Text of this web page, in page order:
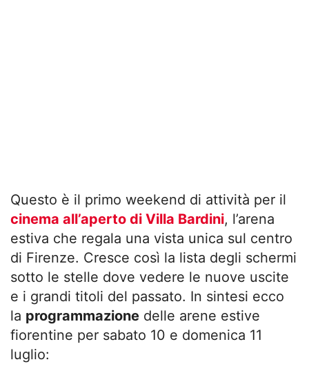
Questo è il primo weekend di attività per il
cinema all’aperto di Villa Bardini, l’arena
estiva che regala una vista unica sul centro
di Firenze. Cresce così la lista degli schermi
sotto le stelle dove vedere le nuove uscite
e i grandi titoli del passato. In sintesi ecco
la programmazione delle arene estive
fiorentine per sabato 10 e domenica 11
luglio: